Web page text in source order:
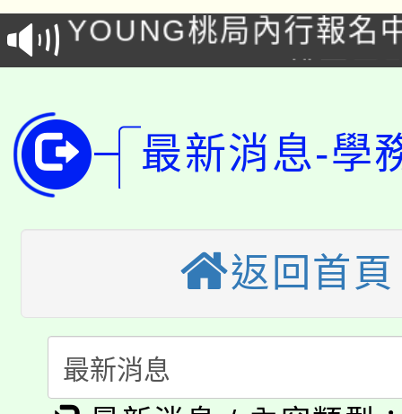
徵才活動。
YOUNG桃局內行報名
局官網。
8月14至27日，桃園電
開!
田徑場及游泳池舉行。
桃園市低收入戶享有免
半價優惠，詳情可洽有
大園自造教育及科技中
份教師增能研習
份教師研習
淨零綠生活教案入校路
會
115年食農教育專業人
程
「本色祭」8/29、30在
最新消息-學
返回首頁